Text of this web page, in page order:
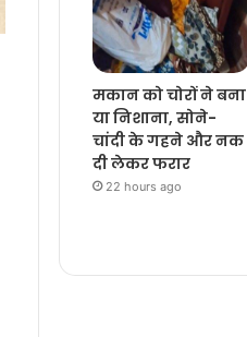
मकान को चोरों ने बना
या निशाना, सोने-
चांदी के गहने और नक
दी लेकर फरार
22 hours ago